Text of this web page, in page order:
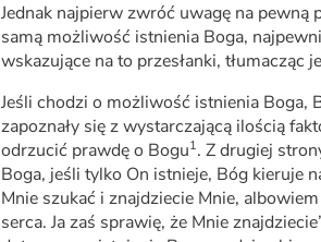
Jednak najpierw zwróć uwagę na pewną
samą możliwość istnienia Boga,
wskazujące na to przesłanki, tłumacząc
Jeśli chodzi o możliwość istnienia Boga,
zapoznały się z wystarczającą ilością
odrzucić prawdę o Bogu1. Z drugiej
Boga, jeśli tylko On istnieje, Bóg kieruje
Mnie szukać i znajdziecie Mnie,
serca. Ja zaś sprawię, że Mnie